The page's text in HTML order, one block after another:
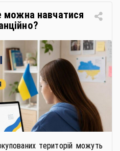
можна навчатися
територій можуть